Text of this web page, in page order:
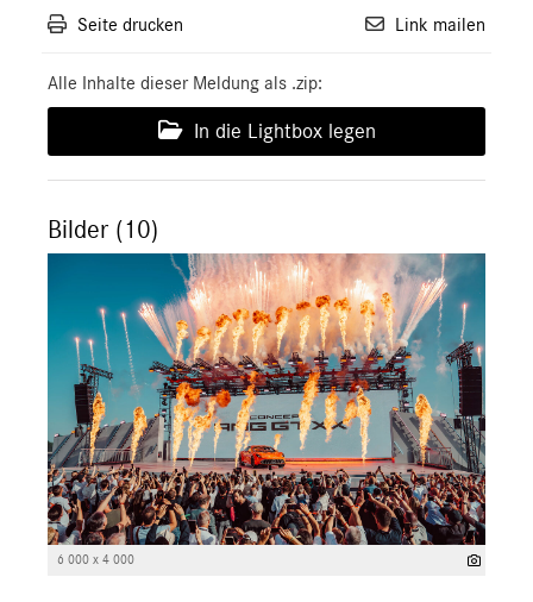
Seite drucken Link mailen
Alle Inhalte dieser Meldung als .zip:
In die Lightbox legen
Bilder (10)
6 000 x 4 000